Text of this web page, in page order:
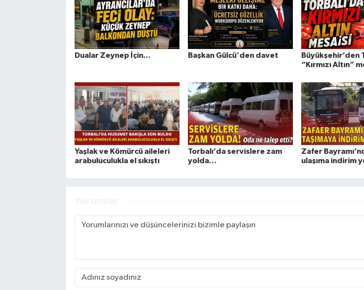
Dualar Zeynep İçin... Başkan Gülcü'den davet
Büyükşehir’den
“Kırmızı Altın”
Yaşlak ve Kömürcü aileleri
arabuluculukla el sıkıştı
Torbalı’da servislere zam
yolda…
Zafer
ulaşıma indirim